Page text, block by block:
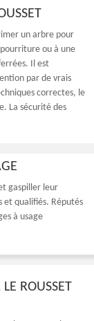
un arbre pour
ou à une
Il est
par de vrais
correctes, le
La sécurité des
gaspiller leur
et qualifiés. Réputés
à usage
ROUSSET